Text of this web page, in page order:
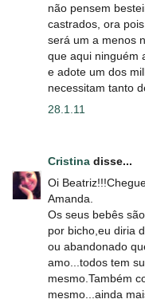
não pensem
castrados, ora
será um a menos
que aqui ninguém
e adote um dos
necessitam tanto
28.1.11
Cristina disse...
Oi
Amanda.
Os seus bebês
por bicho,eu diria
ou abandonado
amo...todos tem
mesmo.Também
mesmo...ainda